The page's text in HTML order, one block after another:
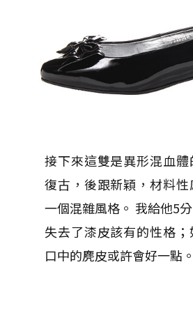
接下來這雙是異形混血
復古，後跟新穎，材料
一個混雜風格。 我給他5
失去了漆皮該有的性格
口中的麂皮或許會好一點。